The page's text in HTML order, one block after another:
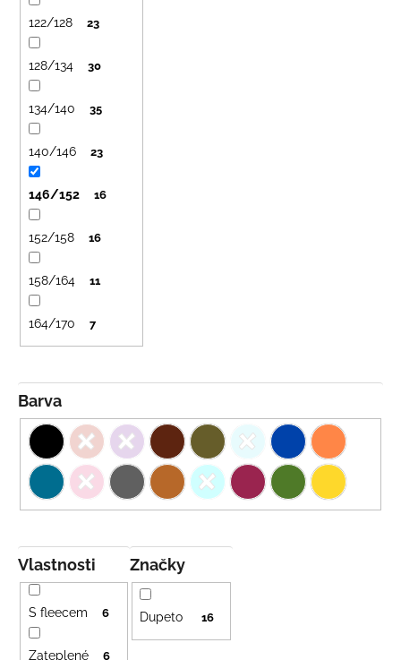
Značky
Dupeto 16
Barva
122/128 23
128/134 30
134/140 35
140/146 23
146/152 16
152/158 16
158/164 11
164/170 7
Vlastnosti
S fleecem 6
Zateplené 6